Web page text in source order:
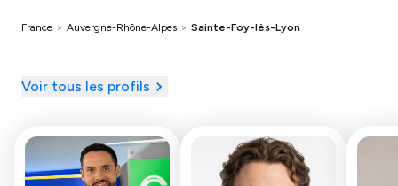
France > Auvergne-Rhône-Alpes > Sainte-Foy-lès-Lyon
Voir tous les profils